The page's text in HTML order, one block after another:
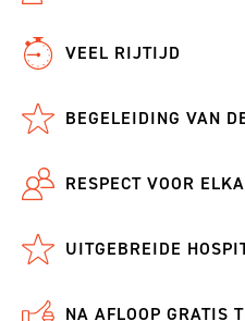
VEEL RIJTIJD
BEGELEIDING VAN
RESPECT VOOR
UITGEBREIDE
NA AFLOOP GRATIS